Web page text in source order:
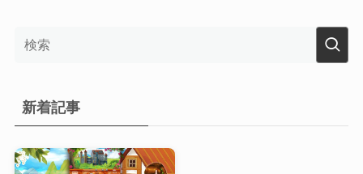
新着記事